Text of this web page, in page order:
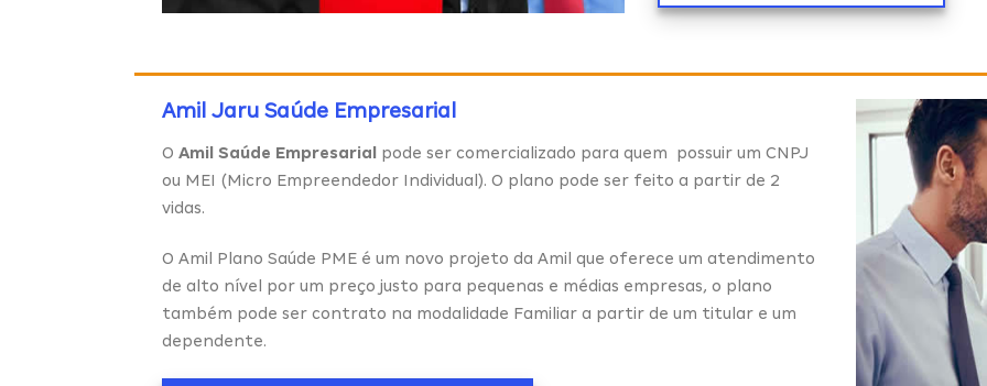
Amil Jaru Saúde Empresarial
O Amil Saúde Empresarial
pode ser comercializado para quem possuir um CNPJ
ou MEI (Micro Empreendedor Individual). O plano pode ser feito a partir de 2
vidas.
O Amil Plano Saúde PME é um novo projeto da Amil que oferece um atendimento
de alto nível por um preço justo para pequenas e médias empresas, o plano
também pode ser contrato na modalidade Familiar a partir de um titular e um
dependente.